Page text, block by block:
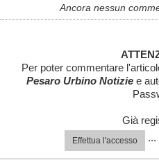
Ancora nessun
Per poter commentare
Pesaro Urbino Notiziee
Già
Effettua l'accesso ...